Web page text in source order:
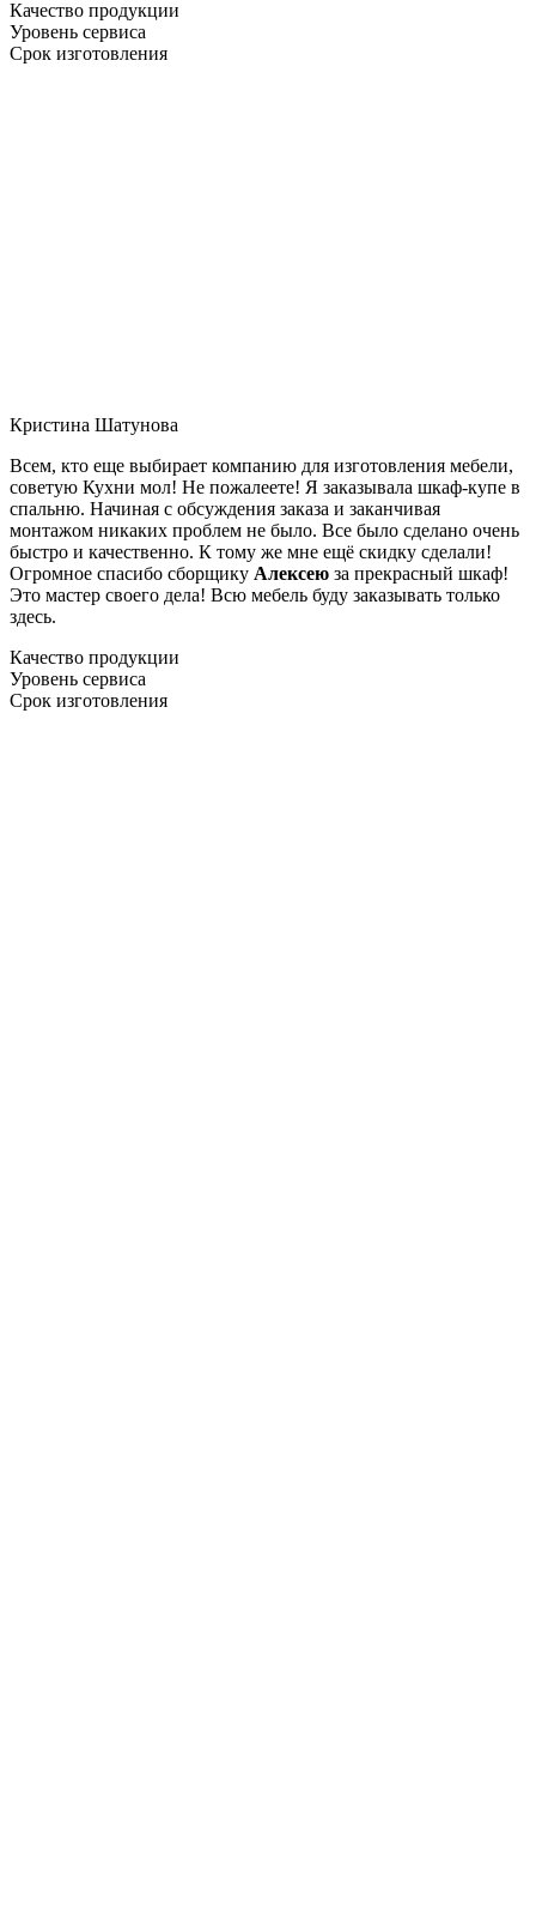
Качество продукции
Уровень сервиса
Срок изготовления
Кристина Шатунова
Всем, кто еще выбирает компанию для изготовления мебели,
советую Кухни мол! Не пожалеете! Я заказывала шкаф-купе в
спальню. Начиная с обсуждения заказа и заканчивая
монтажом никаких проблем не было. Все было сделано очень
быстро и качественно. К тому же мне ещё скидку сделали!
Огромное спасибо сборщику Алексею за прекрасный шкаф!
Это мастер своего дела! Всю мебель буду заказывать только
здесь.
Качество продукции
Уровень сервиса
Срок изготовления